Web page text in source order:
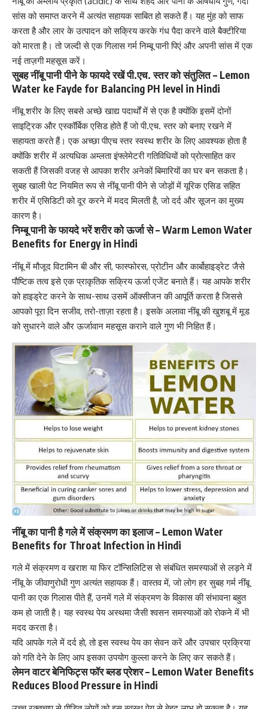
सांस को समाप्त करने में अत्यंत सहायक साबित हो सकते हैं। यह मुंह को साफ
करता है और लार के उत्पादन को सक्रिय करके गंध पैदा करने वाले बैक्टीरिया
को मारता है। तो जल्दी से एक गिलास गर्म निम्बू पानी पिएं और अपनी सांस में एक
नई ताज़गी महसूस करें।
सुबह नींबू पानी पीने के फायदे रखें पी.एच. स्तर को संतुलित – Lemon
Water ke Fayde for Balancing PH level in Hindi
नींबू शरीर के लिए सबसे अच्छे खाद्य पदार्थों में से एक है क्योंकि इसमें दोनों
साइट्रिकऔर एस्कॉर्बिक एसिड होते हैं जो पी.एच. स्तर को बनाए रखने में
सहायता करते हैं। एक अच्छा पीएच स्तर स्वस्थ शरीर के लिए आवश्यक होता है
क्योंकि शरीर में अत्यधिक अम्लता इंफ्लेमेटरी गतिविधियों को प्रोत्साहित कर
सकती हैं जिसकी वजह से आपका शरीर अनेकों बिमारियों का घर बन सकता है।
सुबह खाली पेट नियमित रूप से नींबू पानी पीने से जोड़ों में यूरिक एसिड सहित
शरीर मेंएसिडिटी को दूर करने में मदद मिलती है, जो दर्द और सूजन का मुख्य
कारण है।
निम्बू पानी के फायदे भरें शरीर को ऊर्जा से – Warm Lemon Water
Benefits for Energy in Hindi
नींबू में मौजूद विटामिन बी और सी, फास्फोरस, प्रोटीन औरकार्बोहाइड्रेटजैसे
पौष्टिक तत्व इसे एक प्राकृतिक सक्रिय ऊर्जा एजेंट बनाते हैं। यह आपकेशरीर
को हाइड्रेटकरने के साथ-साथ उसमें ऑक्सीजन की आपूर्ति करता है जिससे
आपको पूरा दिन सजीव, तरो-ताज़ा रहता है। इसके अलावा नींबू की खुशबू में मूड
को सुधारने वाले और ऊर्जावान महसूस कराने वाले गुण भी निहित हैं।
नींबू का पानी है गले में संक्रमण का इलाज – Lemon Water
Benefits for Throat Infection in Hindi
गले में संक्रमण व खराश या फिरटॉन्सिलिटिससे संबंधित समस्याओं से लड़ने में
नींबू के जीवाणुरोधी गुण अत्यंत सहायक हैं। वास्तव में, जो लोग हर सुबह गर्म नींबू
पानी का एक गिलास पीते हैं, उनमें गले में संक्रमण के विकास की संभावना बहुत
कम हो जाती है। यह स्वस्थ पेय अस्थमा जैसी श्वसन समस्याओं को रोकने में भी
मदद करता है।
यदि आपकेगले में दर्दहो, तो इस स्वस्थ पेय का सेवन करें और उपचार प्रक्रिया
को गति देने के लिए आप इसका उपयोग कुल्ला करने के लिए कर सकते हैं।
लेमन वाटर बेनिफिट्स फॉर ब्लड प्रेशर – Lemon Water Benefits
Reduces Blood Pressure in Hindi